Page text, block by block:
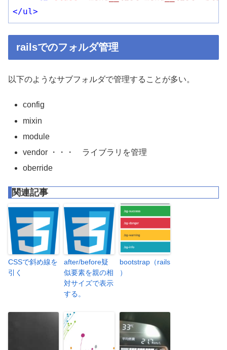
</ul>
railsでのフォルダ管理
以下のようなサブフォルダで管理することが多い。
config
mixin
module
vendor ・・・ ライブラリを管理
oberride
関連記事
CSSで斜め線を
引く
after/before疑
似要素を親の相
対サイズで表示
する。
bootstrap（rails
）